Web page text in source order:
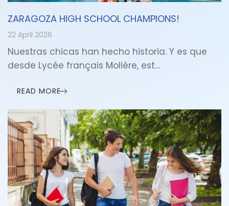
ZARAGOZA HIGH SCHOOL CHAMPIONS!
22 April 2026
Nuestras chicas han hecho historia. Y es que
desde Lycée français Molière, est…
READ MORE